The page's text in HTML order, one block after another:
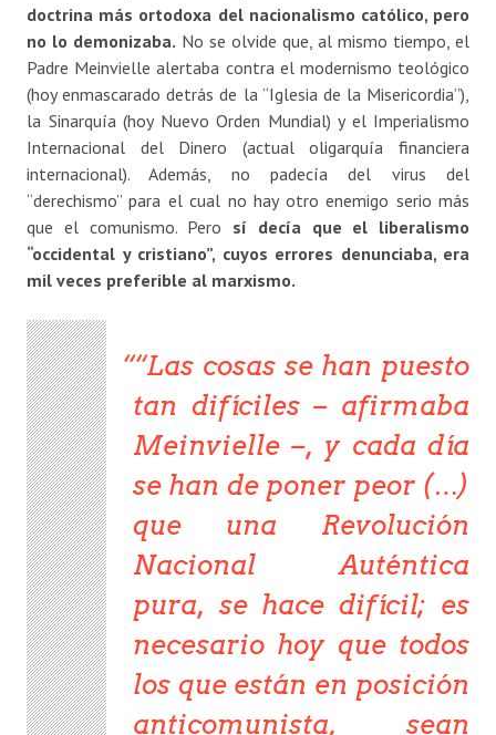
doctrina más ortodoxa del nacionalismo católico, pero
no lo demonizaba. No se olvide que, al mismo tiempo, el
Padre Meinvielle alertaba contra el modernismo teológico
(hoy enmascarado detrás de la “Iglesia de la Misericordia”),
la Sinarquía (hoy Nuevo Orden Mundial) y el Imperialismo
Internacional del Dinero (actual oligarquía financiera
internacional). Además, no padecía del virus del
“derechismo” para el cual no hay otro enemigo serio más
que el comunismo. Pero sí decía que el liberalismo
“occidental y cristiano”, cuyos errores denunciaba, era
mil veces preferible al marxismo.
“Las cosas se han puesto
tan difíciles– afirmaba
Meinvielle –, y cada día
se han de poner peor (…)
que una Revolución
Nacional Auténtica
pura, se hace difícil; es
necesario hoy que todos
los que están en posición
anticomunista, sean